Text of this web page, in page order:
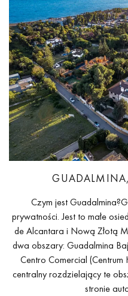
Czym jest
prywatności. Jest to małe
de Alcantara i Nową Złotą
dwa obszary: Guadalmina
Centro Comercial
centralny rozdzielający te
stronie